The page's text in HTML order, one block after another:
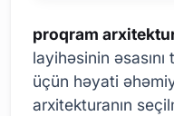
proqram
layihəsinin
üçün həyati
arxitekturanın